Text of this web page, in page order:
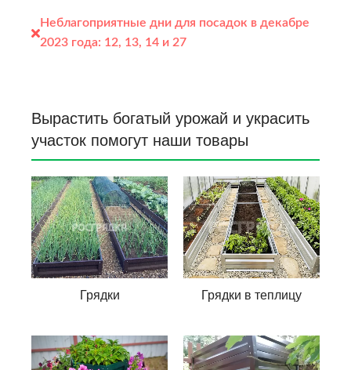
Неблагоприятные дни для посадок в декабре
2023 года: 12, 13, 14 и 27
Вырастить богатый урожай и украсить
участок помогут наши товары
Грядки Грядки в теплицу